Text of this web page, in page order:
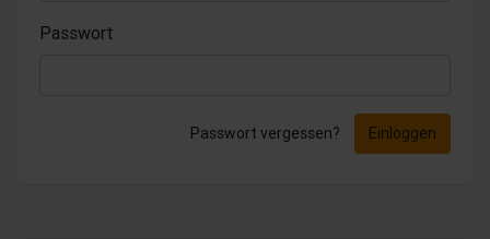
Passwort
Passwort vergessen? Einloggen